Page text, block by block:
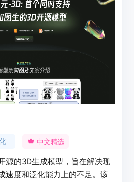
中文精选
源的3D生成模型，旨在解决现
速度和泛化能力上的不足。该